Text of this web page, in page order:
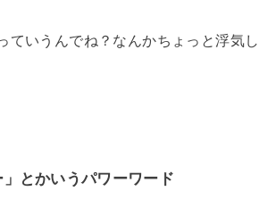
ていうんでね？なんかちょっと浮気
」とかいうパワーワード